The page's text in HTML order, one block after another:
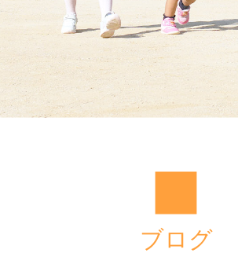
|
学
校
法
人
ブログ